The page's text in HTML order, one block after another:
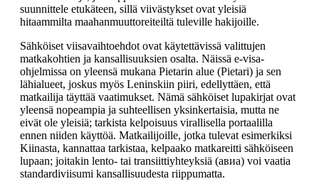
suunnittele etukäteen, sillä viivästykset ovat yleisiä
hitaammilta maahanmuuttoreiteiltä tuleville hakijoille.
Sähköiset viisavaihtoehdot ovat käytettävissä valittujen
matkakohtien ja kansallisuuksien osalta. Näissä e-visa-
ohjelmissa on yleensä mukana Pietarin alue (Pietari) ja sen
lähialueet, joskus myös Leninskiin piiri, edellyttäen, että
matkailija täyttää vaatimukset. Nämä sähköiset lupakirjat ovat
yleensä nopeampia ja suhteellisen yksinkertaisia, mutta ne
eivät ole yleisiä; tarkista kelpoisuus virallisella portaalilla
ennen niiden käyttöä. Matkailijoille, jotka tulevat esimerkiksi
Kiinasta, kannattaa tarkistaa, kelpaako matkareitti sähköiseen
lupaan; joitakin lento- tai transiittiyhteyksiä (авиа) voi vaatia
standardiviisumi kansallisuudesta riippumatta.